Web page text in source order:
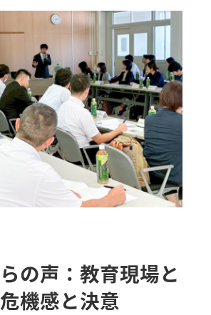
の声：教育現場と
機感と決意